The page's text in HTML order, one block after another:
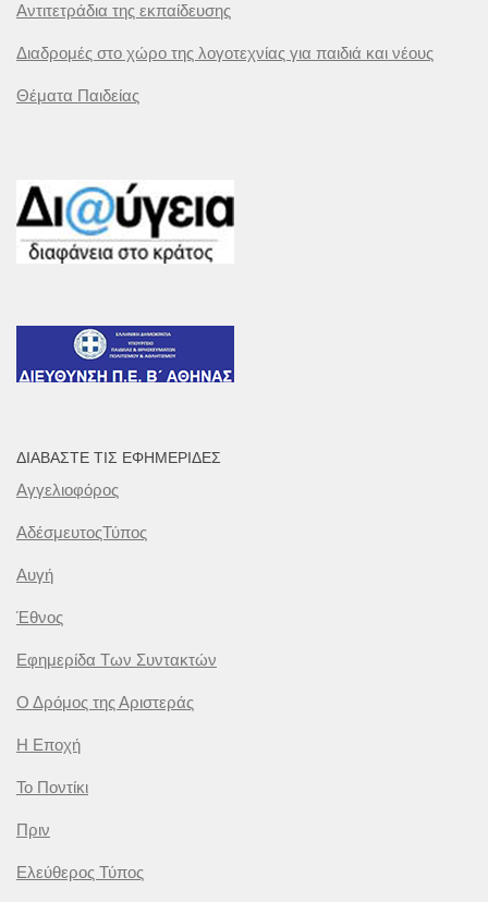
Αντιτετράδια της εκπαίδευσης
Διαδρομές στο χώρο της λογοτεχνίας για παιδιά και νέους
Θέματα Παιδείας
ΔΙΑΒΆΣΤΕ ΤΙΣ ΕΦΗΜΕΡΊΔΕΣ
Αγγελιοφόρος
ΑδέσμευτοςΤύπος
Αυγή
Έθνος
Εφημερίδα Των Συντακτών
Ο Δρόμος της Αριστεράς
Η Εποχή
Το Ποντίκι
Πριν
Ελεύθερος Τύπος